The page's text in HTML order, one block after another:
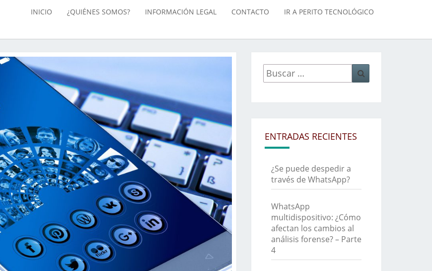
INICIO ¿QUIÉNES SOMOS? INFORMACIÓN LEGAL CONTACTO IR A PERITO TECNOLÓGICO
Buscar
por:
ENTRADAS RECIENTES
¿Se puede despedir a
través de WhatsApp?
WhatsApp
multidispositivo: ¿Cómo
afectan los cambios al
análisis forense? – Parte
4